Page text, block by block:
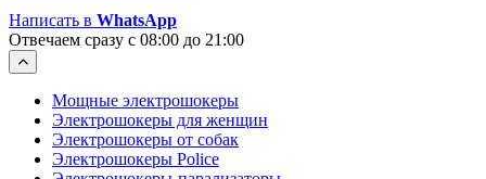
Написать в WhatsApp
Отвечаем сразу с 08:00 до 21:00
Мощные электрошокеры
Электрошокеры для женщин
Электрошокеры от собак
Электрошокеры Police